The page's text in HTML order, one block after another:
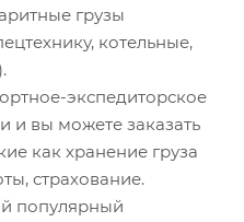
грузы
котельные,
экспедиторское
и вы можете заказать
как хранение груза
страхование.
популярный